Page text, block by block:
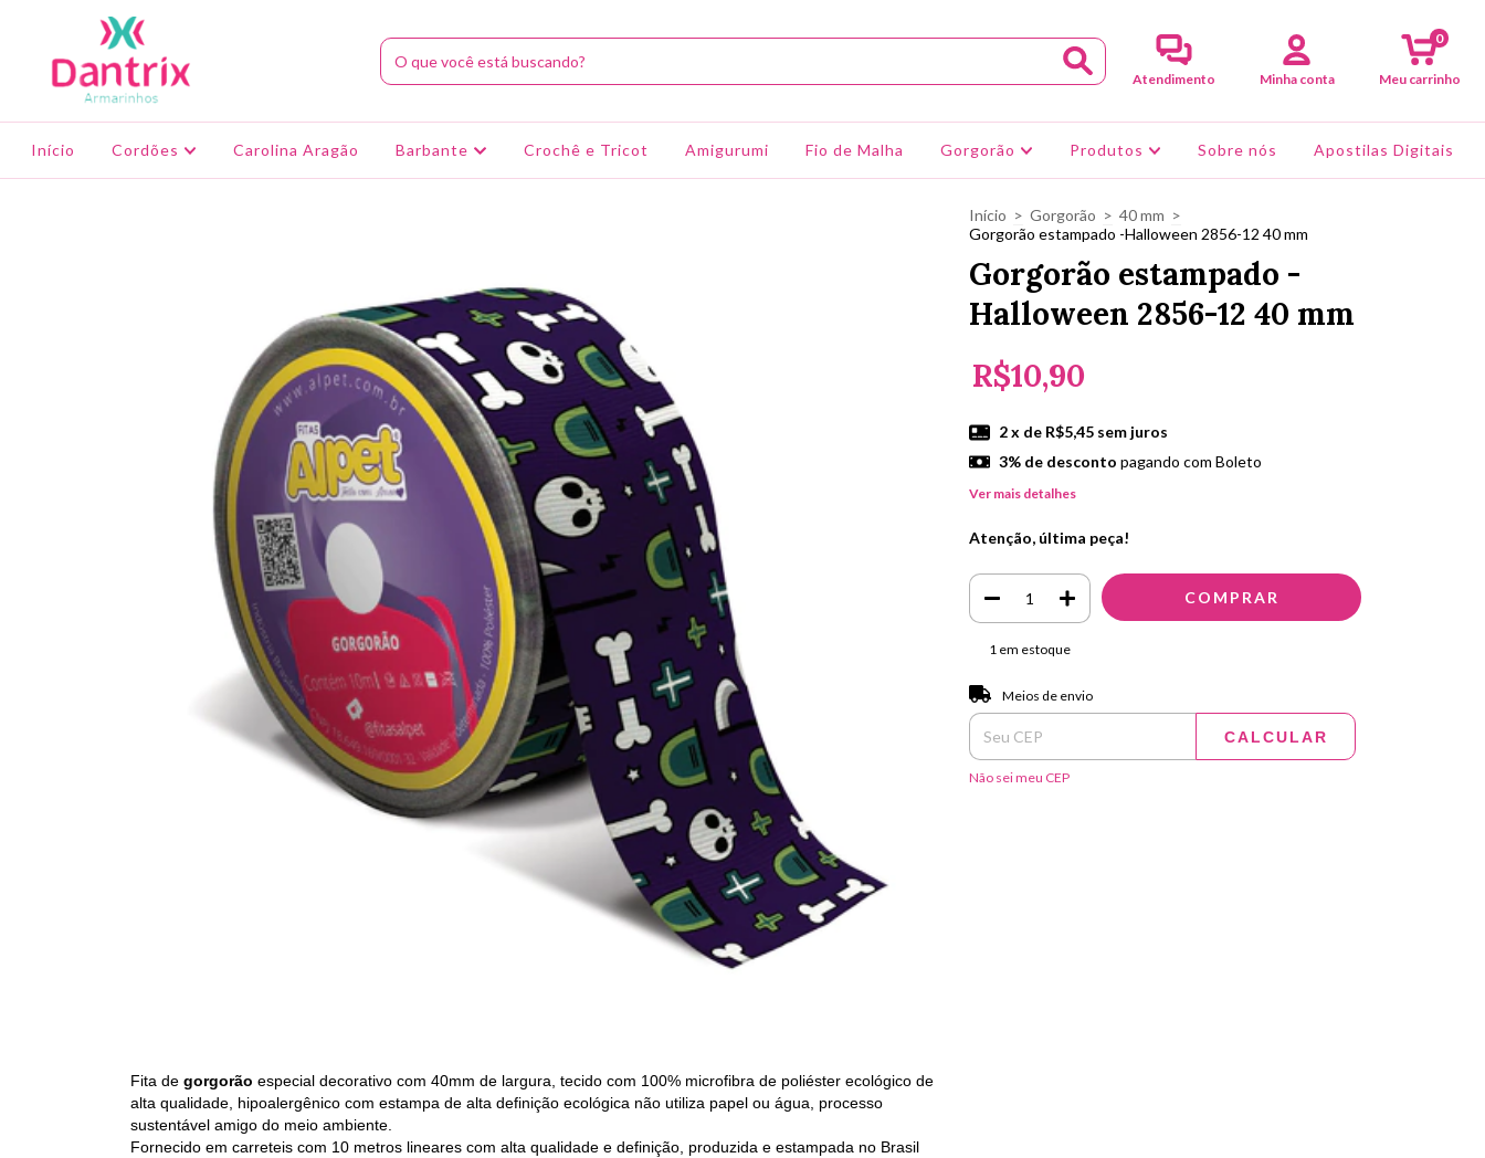
Atendimento Minha conta Meu carrinho
0
Início Cordões Carolina Aragão Barbante Crochê e Tricot Amigurumi Fio de Malha Gorgorão Produtos Sobre nós Apostilas Digitais
Fita de gorgorão especial decorativo com 40mm de largura, tecido com 100% microfibra de poliéster ecológico de
alta qualidade, hipoalergênico com estampa de alta definição ecológica não utiliza papel ou água, processo
sustentável amigo do meio ambiente.
Fornecido em carreteis com 10 metros lineares com alta qualidade e definição, produzida e estampada no Brasil
Início > Gorgorão > 40 mm >
Gorgorão estampado -Halloween 2856-12 40 mm
Gorgorão estampado -
Halloween 2856-12 40 mm
R$10,90
2x de R$5,45 sem juros
3% de desconto pagando com Boleto
Ver mais detalhes
Atenção, última peça!
1 em estoque
Entregas para o CEP:
Meios de envio
CALCULAR
Não sei meu CEP